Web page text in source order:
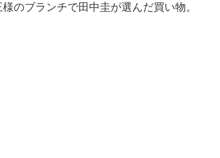
のブランチで田中圭が選んだ買い物。